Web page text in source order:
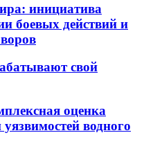
инициатива
боевых действий и
свой
оценка
водного